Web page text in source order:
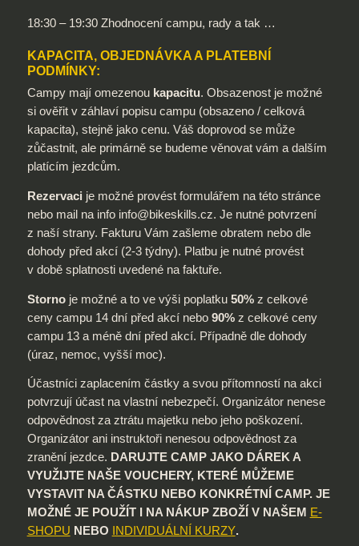
18:30 – 19:30 Zhodnocení campu, rady a tak …
KAPACITA, OBJEDNÁVKA A PLATEBNÍ
PODMÍNKY:
Campy mají omezenou kapacitu. Obsazenost je možné
si ověřit v záhlaví popisu campu (obsazeno / celková
kapacita), stejně jako cenu. Váš doprovod se může
zůčastnit, ale primárně se budeme věnovat vám a dalším
platícím jezdcům.
Rezervaci je možné provést formulářem na této stránce
nebo mail na info info@bikeskills.cz. Je nutné potvrzení
z naší strany. Fakturu Vám zašleme obratem nebo dle
dohody před akcí (2-3 týdny). Platbu je nutné provést
v době splatnosti uvedené na faktuře.
Stornoje možné a to ve výši poplatku 50%z celkové
ceny campu 14 dní před akcí nebo 90%z celkové ceny
campu 13 a méně dní před akcí. Případně dle dohody
(úraz, nemoc, vyšší moc).
Účastníci zaplacením částky a svou přítomností na akci
potvrzují účast na vlastní nebezpečí. Organizátor nenese
odpovědnost za ztrátu majetku nebo jeho poškození.
Organizátor ani instruktoři nenesou odpovědnost za
zranění jezdce. DARUJTE CAMP JAKO DÁREK A
VYUŽIJTE NAŠE VOUCHERY, KTERÉ MŮŽEME
VYSTAVIT NA ČÁSTKU NEBO KONKRÉTNÍ CAMP. JE
MOŽNÉ JE POUŽÍT I NA NÁKUP ZBOŽÍ V NAŠEM E-
SHOPU NEBO INDIVIDUÁLNÍ KURZY.